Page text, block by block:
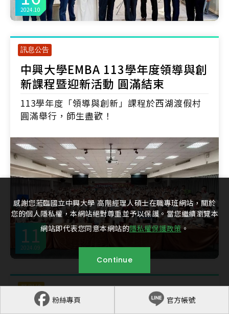
2024.10
訊息公告
11
2024.09
中興大學EMBA 113學年度領導與創
新課程暨迎新活動 圓滿結束
113學年度「領導與創新」課程於西湖渡假村
圓滿舉行，師生盡歡！
榮譽榜
恭賀本班學長姐參加 2024年北商大
粉絲專頁 官方帳號
感謝您蒞臨國立中興大學 高階經理人碩士在職專班網站，關於
您的個人隱私權，本網站絕對尊重並予以保護。當您繼續瀏覽本
網站即代表您同意本網站的隱私權保護政策。
Continue